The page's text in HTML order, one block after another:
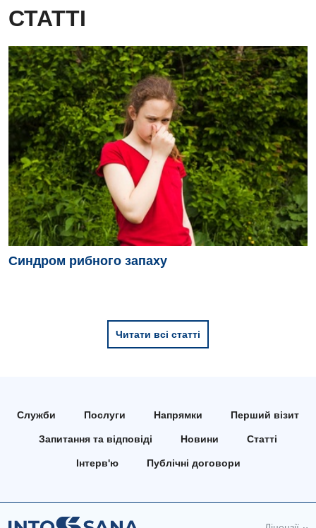
СТАТТІ
Синдром рибного запаху
Читати всі статті
Служби Послуги Напрямки Перший візит
Запитання та відповіді Новини Статті
Інтерв'ю Публічні договори